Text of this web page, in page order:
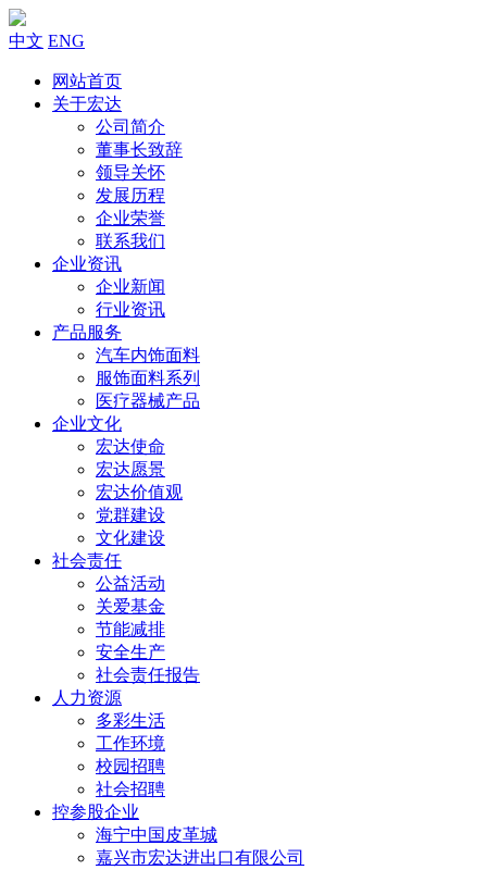
中文 ENG
网站首页
关于宏达
公司简介
董事长致辞
领导关怀
发展历程
企业荣誉
联系我们
企业资讯
企业新闻
行业资讯
产品服务
汽车内饰面料
服饰面料系列
医疗器械产品
企业文化
宏达使命
宏达愿景
宏达价值观
党群建设
文化建设
社会责任
公益活动
关爱基金
节能减排
安全生产
社会责任报告
人力资源
多彩生活
工作环境
校园招聘
社会招聘
控参股企业
海宁中国皮革城
嘉兴市宏达进出口有限公司